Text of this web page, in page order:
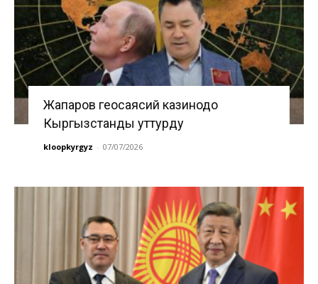
Жапаров геосаясий казинодо
Кыргызстанды уттурду
kloopkyrgyz - 07/07/2026